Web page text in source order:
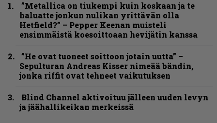
”Metallica on tiukempi kuin koskaan ja te
haluatte jonkun nulikan yrittävän olla
Hetfield?” – Pepper Keenan muisteli
ensimmäistä koesoittoaan hevijätin kanssa
”He ovat tuoneet soittoon jotain uutta” –
Sepulturan Andreas Kisser nimeää bändin,
jonka riffit ovat tehneet vaikutuksen
Blind Channel aktivoituu jälleen uuden levyn
ja jäähallikeikan merkeissä